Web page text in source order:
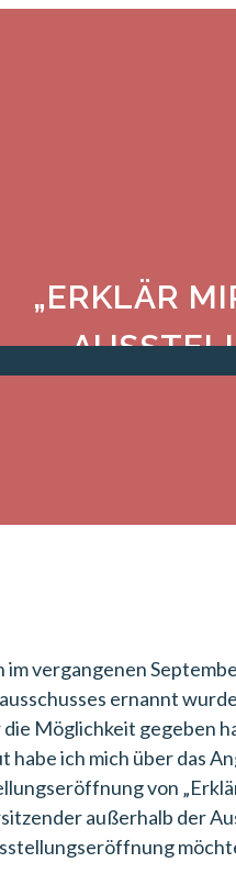
„ERKLÄR
im vergangenen
ernannt
die Möglichkeit gegeben
habe ich mich über das
von
außerhalb der